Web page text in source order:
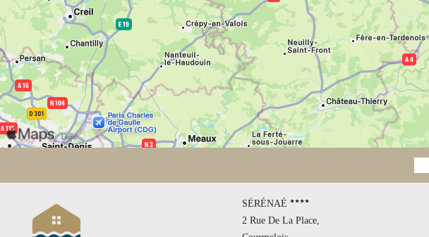
SÉRÉNAÉ
2 Rue De La Place,